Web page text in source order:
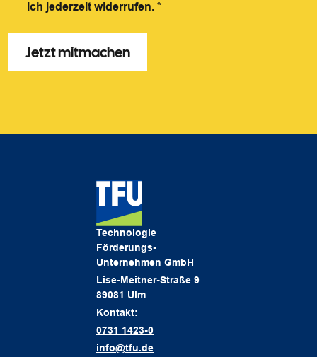
ich jederzeit widerrufen.*
Technologie
Förderungs-
Unternehmen GmbH
Lise-Meitner-Straße 9
89081 Ulm
Kontakt:
0731 1423-0
info@tfu.de